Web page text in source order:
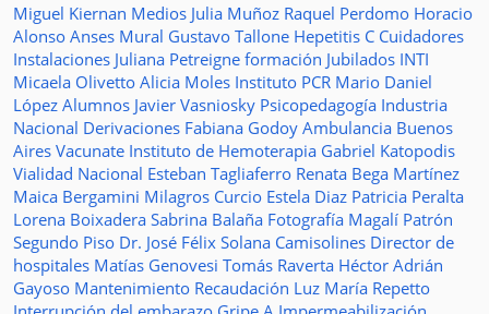
Miguel Kiernan Medios Julia Muñoz Raquel Perdomo Horacio
Alonso Anses Mural Gustavo Tallone Hepetitis C Cuidadores
Instalaciones Juliana Petreigne formación Jubilados INTI
Micaela Olivetto Alicia Moles Instituto PCR Mario Daniel
López Alumnos Javier Vasniosky Psicopedagogía Industria
Nacional Derivaciones Fabiana Godoy Ambulancia Buenos
Aires Vacunate Instituto de Hemoterapia Gabriel Katopodis
Vialidad Nacional Esteban Tagliaferro Renata Bega Martínez
Maica Bergamini Milagros Curcio Estela Diaz Patricia Peralta
Lorena Boixadera Sabrina Balaña Fotografía Magalí Patrón
Segundo Piso Dr. José Félix Solana Camisolines Director de
hospitales Matías Genovesi Tomás Raverta Héctor Adrián
Gayoso Mantenimiento Recaudación Luz María Repetto